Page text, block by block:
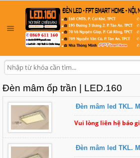
Đèn mâm ốp trần | LED.160
Đèn mâm led TKL.
Vui lòng liên hệ báo
Đèn mâm led TKL.